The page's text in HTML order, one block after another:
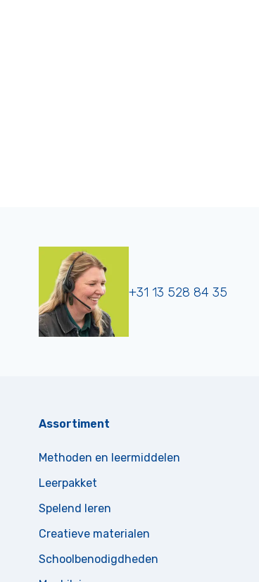
+31 13 528 84 35
Assortiment
Methoden en leermiddelen
Leerpakket
Spelend leren
Creatieve materialen
Schoolbenodigdheden